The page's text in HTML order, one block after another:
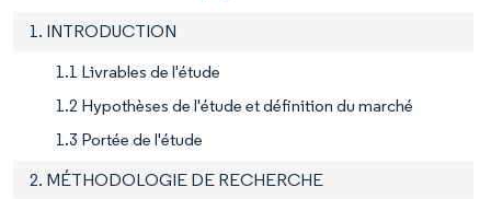
1. INTRODUCTION
1.1 Livrables de l'étude
1.2 Hypothèses de l'étude et définition du marché
1.3 Portée de l'étude
2. MÉTHODOLOGIE DE RECHERCHE